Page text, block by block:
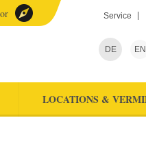
Service
DE EN
LOCATIONS &